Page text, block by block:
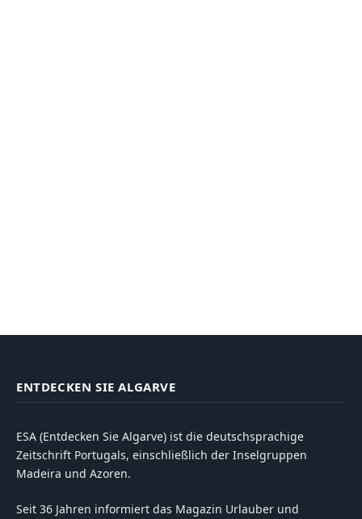
ENTDECKEN SIE ALGARVE
ESA (Entdecken Sie Algarve) ist die deutschsprachige
Zeitschrift Portugals, einschließlich der Inselgruppen
Madeira und Azoren.
Seit 36 Jahren informiert das Magazin Urlauber und